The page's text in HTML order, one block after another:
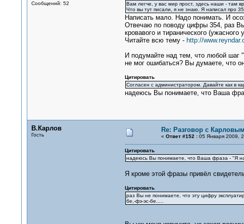
Сообщений: 52
Вам легче, у вас мир прост, здесь наши - там
Что вы тут писали, я не знаю. Я написал про
Написать мало. Надо понимать. И
Отвечаю по поводу цифры 354, раз
кровавого и тиранического
Читайте всю тему - http://
И подумайте над тем, что любой шаг
не мог ошибаться? Вы думаете, что
Цитировать
Согласен с администратором. Давайте как в
надеюсь Вы понимаете, что Ваша
В.Карлов
Гость
Re: Разговор с Карловым
« Ответ #152 :05 Января 2009,
Цитировать
надеюсь Вы понимаете, что Ваша фраза - "Я
Я кроме этой фразы привёл
Цитировать
раз Вы не понимаете, что эту цифру
бе,-фэ-эс-бе.....